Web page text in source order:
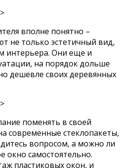
вполне понятно –
не только эстетичный вид,
интерьера. Они еще и
на порядок дольше
дешевле своих деревянных
поменять в своей
современные стеклопакеты,
вопросом, а можно ли
окно самостоятельно.
пластиковых окон, и